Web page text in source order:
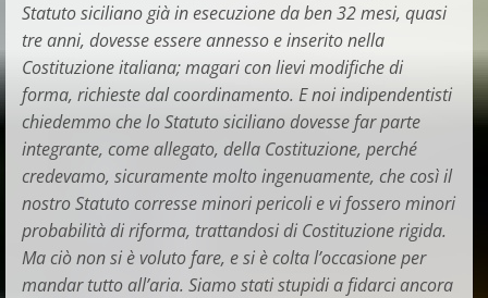
Statuto siciliano già in esecuzione da ben 32 mesi, quasi
tre anni, dovesse essere annesso e inserito nella
Costituzione italiana; magari con lievi modifiche di
forma, richieste dal coordinamento. E noi indipendentisti
chiedemmo che lo Statuto siciliano dovesse far parte
integrante, come allegato, della Costituzione, perché
credevamo, sicuramente molto ingenuamente, che così il
nostro Statuto corresse minori pericoli e vi fossero minori
probabilità di riforma, trattandosi di Costituzione rigida.
Ma ciò non si è voluto fare, e si è colta l’occasione per
mandar tutto all’aria. Siamo stati stupidi a fidarci ancora